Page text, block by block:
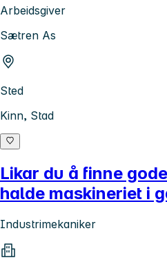
Arbeidsgiver
Sætren As
Sted
Kinn, Stad
Likar du å finne
halde maskineriet i
Industrimekaniker